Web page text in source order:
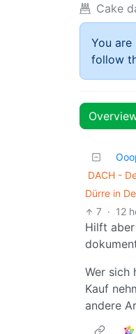
Cake
You
follow
DACH -
Dürre in
7 · 12
Hilft
Wer sich
Kauf
andere